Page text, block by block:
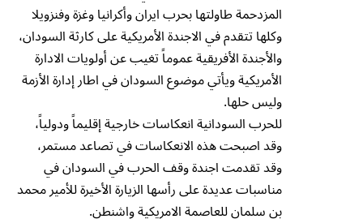
المزدحمة طاولتها بحرب ايران وأكرانيا وغزة وفنزويلا
وكلها تتقدم في الاجندة الأمريكية على كارثة السودان،
والأجندة الأفريقية عموماً تغيب عن أولويات الادارة
الأمريكية ويأتي موضوع السودان في اطار إدارة الأزمة
وليس حلها.
للحرب السودانية انعكاسات خارجية إقليماً ودولياً،
وقد اصبحت هذه الانعكاسات في تصاعد مستمر،
وقد تقدمت اجندة وقف الحرب في السودان في
مناسبات عديدة على رأسها الزيارة الأخيرة للأمير محمد
بن سلمان للعاصمة الامريكية واشنطن.